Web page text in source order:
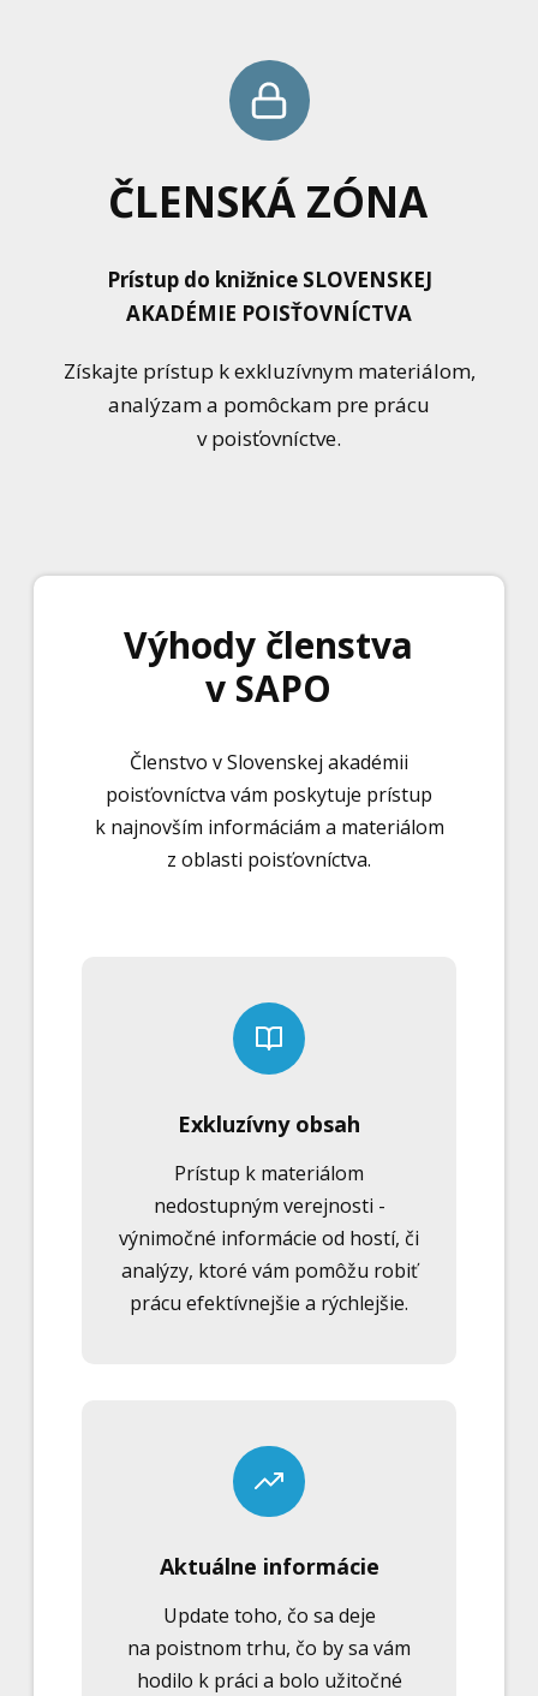
ČLENSKÁ ZÓNA
Prístup do knižnice SLOVENSKEJ
AKADÉMIE POISŤOVNÍCTVA
Získajte prístup k exkluzívnym materiálom,
analýzam a pomôckam pre prácu
v poisťovníctve.
Výhody členstva
v SAPO
Členstvo v Slovenskej akadémii
poisťovníctva vám poskytuje prístup
k najnovším informáciám a materiálom
z oblasti poisťovníctva.
Exkluzívny obsah
Prístup k materiálom
nedostupným verejnosti -
výnimočné informácie od hostí, či
analýzy, ktoré vám pomôžu robiť
prácu efektívnejšie a rýchlejšie.
Aktuálne informácie
Update toho, čo sa deje
na poistnom trhu, čo by sa vám
hodilo k práci a bolo užitočné